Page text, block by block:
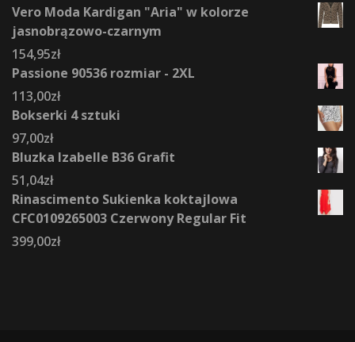
Vero Moda Kardigan "Aria" w kolorze
jasnobrązowo-czarnym
154,95zł
Passione 90536 rozmiar - 2XL
113,00zł
Bokserki 4 sztuki
97,00zł
Bluzka Izabelle B36 Grafit
51,04zł
Rinascimento Sukienka koktajlowa
CFC0109265003 Czerwony Regular Fit
399,00zł